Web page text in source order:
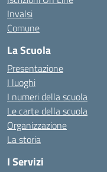
Invalsi
Comune
La Scuola
Presentazione
I luoghi
I numeri della scuola
Le carte della scuola
Organizzazione
La storia
I Servizi